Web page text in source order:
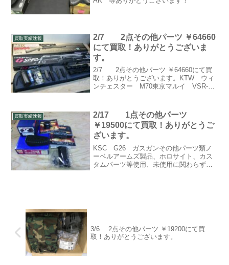
買取実績速報
2/7 2点その他パーツ ￥64660
にて買取！ありがとうございま
す。
2/7 2点その他パーツ ￥64660にて買
取！ありがとうございます。KTW ウィ
ンチェスター M70東京マルイ VSR-
買取実績速報
2/17 1点その他パーツ
￥19500にて買取！ありがとうご
ざいます。
KSC G26 ガスガンその他パーツ類ノ
ーベルアームズ製品、ホロサイト、カス
タムパーツ等使用、未使用に関わらず買
3/6 2点その他パーツ ￥19200にて買
取！ありがとうございます。